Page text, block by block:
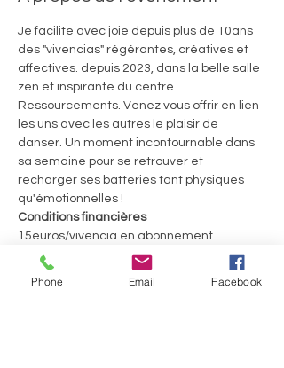
Je facilite avec joie depuis plus de 10ans
des "vivencias" régérantes, créatives et
affectives. depuis 2023, dans la belle salle
zen et inspirante du centre
Ressourcements. Venez vous offrir en lien
les uns avec les autres le plaisir de
danser. Un moment incontournable dans
sa semaine pour se retrouver et
recharger ses batteries tant physiques
qu'émotionnelles !
Conditions financières
15euros/vivencia en abonnement
trimestriel ou 20€ la séance
60euros le Welcome Pack pour 4 séances
Phone Email Facebook